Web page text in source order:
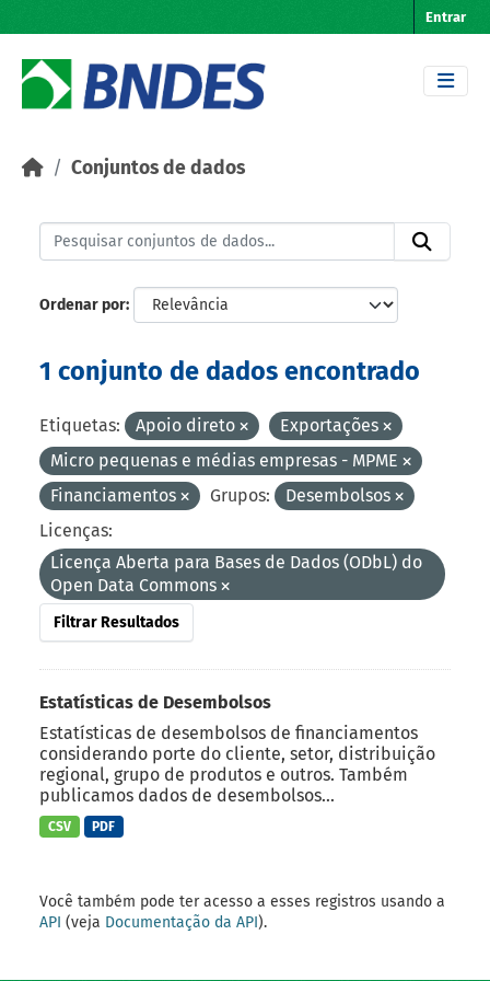
Entrar
Conjuntos de dados
Ordenar por
1 conjunto de dados encontrado
Etiquetas: Apoio direto
Exportações
Micro pequenas e médias empresas - MPME
Financiamentos
Grupos:
Desembolsos
Licenças:
Licença Aberta para Bases de Dados (ODbL) do
Open Data Commons
Filtrar Resultados
Estatísticas de Desembolsos
Estatísticas de desembolsos de financiamentos
considerando porte do cliente, setor, distribuição
regional, grupo de produtos e outros. Também
publicamos dados de desembolsos...
CSV PDF
Você também pode ter acesso a esses registros usando a
API (veja Documentação da API).